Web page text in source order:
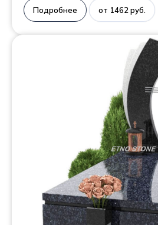
Подробнее от 1462 руб.